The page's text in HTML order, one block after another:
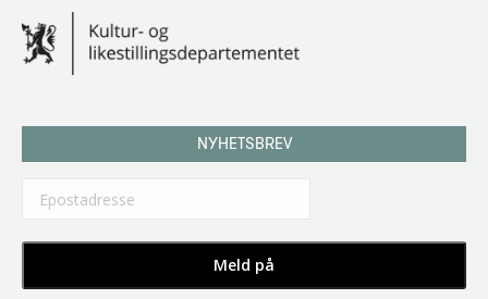
NYHETSBREV